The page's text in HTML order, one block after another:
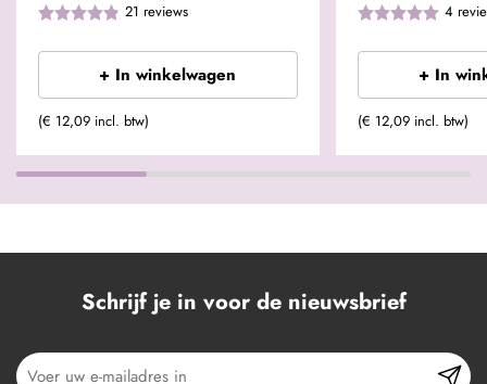
21 reviews
+ In winkelwagen
(€ 12,09 incl. btw)
4
+ In
(€ 12,09 incl. btw)
Schrijf je in voor de nieuwsbrief